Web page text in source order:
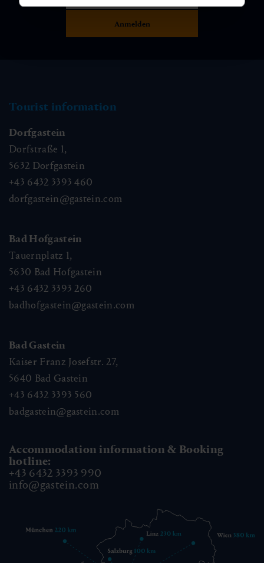
Tourist information
Dorfgastein
Dorfstraße 1,
5632 Dorfgastein
+43 6432 3393 460
dorfgastein@gastein.com
Bad Hofgastein
Tauernplatz 1,
5630 Bad Hofgastein
+43 6432 3393 260
badhofgastein@gastein.com
Bad Gastein
Kaiser Franz Josefstr. 27,
5640 Bad Gastein
+43 6432 3393 560
badgastein@gastein.com
Accommodation information & Booking
hotline:
+43 6432 3393 990
info@gastein.com